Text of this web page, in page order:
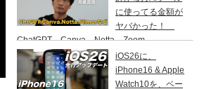
に使ってる金額が
ヤバかった！
ChatGPT、Canva、Notta、Zoom、
FIMORA…などなど
iOS26に、
iPhone16 & Apple
Watch10を、ベー